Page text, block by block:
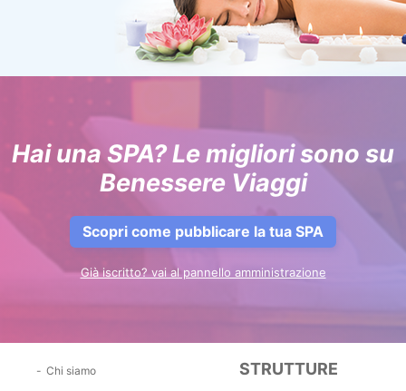
Hai una SPA? Le migliori sono su
Benessere Viaggi
Scopri come pubblicare la tua SPA
Già iscritto? vai al pannello amministrazione
Chi siamo STRUTTURE